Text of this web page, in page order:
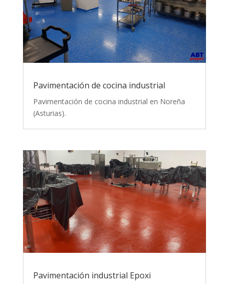
Pavimentación de cocina industrial
Pavimentación de cocina industrial en Noreña
(Asturias).
Pavimentación industrial Epoxi